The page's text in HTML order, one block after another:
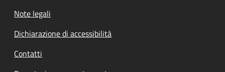
Note legali
Dichiarazione di accessibilità
Contatti